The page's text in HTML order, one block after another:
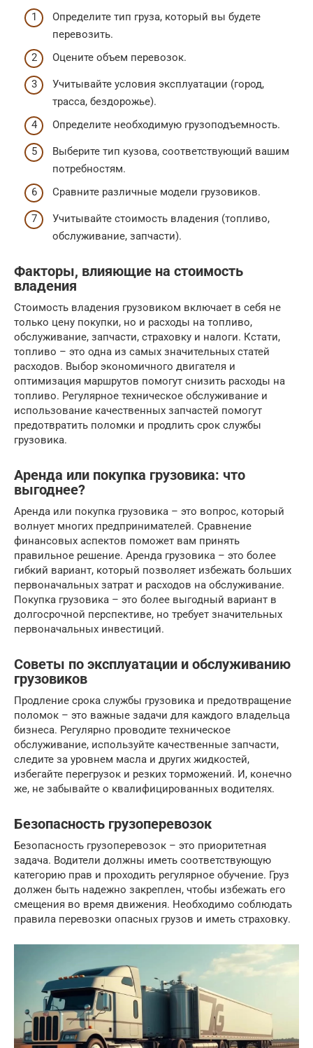
Определите тип груза, который вы будете
перевозить.
Оцените объем перевозок.
Учитывайте условия эксплуатации (город,
трасса, бездорожье).
Определите необходимую грузоподъемность.
Выберите тип кузова, соответствующий вашим
потребностям.
Сравните различные модели грузовиков.
Учитывайте стоимость владения (топливо,
обслуживание, запчасти).
Факторы, влияющие на стоимость
владения
Стоимость владения грузовиком включает в себя не
только цену покупки, но и расходы на топливо,
обслуживание, запчасти, страховку и налоги. Кстати,
топливо – это одна из самых значительных статей
расходов. Выбор экономичного двигателя и
оптимизация маршрутов помогут снизить расходы на
топливо. Регулярное техническое обслуживание и
использование качественных запчастей помогут
предотвратить поломки и продлить срок службы
грузовика.
Аренда или покупка грузовика: что
выгоднее?
Аренда или покупка грузовика – это вопрос, который
волнует многих предпринимателей. Сравнение
финансовых аспектов поможет вам принять
правильное решение. Аренда грузовика – это более
гибкий вариант, который позволяет избежать больших
первоначальных затрат и расходов на обслуживание.
Покупка грузовика – это более выгодный вариант в
долгосрочной перспективе, но требует значительных
первоначальных инвестиций.
Советы по эксплуатации и обслуживанию
грузовиков
Продление срока службы грузовика и предотвращение
поломок – это важные задачи для каждого владельца
бизнеса. Регулярно проводите техническое
обслуживание, используйте качественные запчасти,
следите за уровнем масла и других жидкостей,
избегайте перегрузок и резких торможений. И, конечно
же, не забывайте о квалифицированных водителях.
Безопасность грузоперевозок
Безопасность грузоперевозок – это приоритетная
задача. Водители должны иметь соответствующую
категорию прав и проходить регулярное обучение. Груз
должен быть надежно закреплен, чтобы избежать его
смещения во время движения. Необходимо соблюдать
правила перевозки опасных грузов и иметь страховку.